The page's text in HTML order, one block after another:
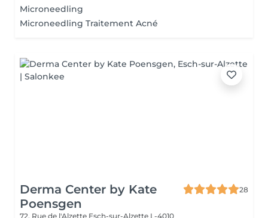
Microneedling
Microneedling Traitement Acné
Derma Center by Kate
Poensgen
28
72, Rue de l'Alzette Esch-sur-Alzette L-4010